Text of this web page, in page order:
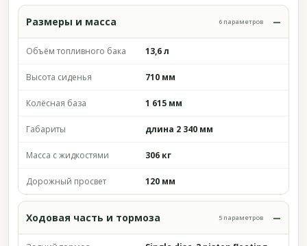
Размеры и масса 6 параметров
Объём топливного бака 13,6 л
Высота сиденья 710 мм
Колёсная база 1 615 мм
Габариты длина 2 340 мм
Масса с жидкостями 306 кг
Дорожный просвет 120 мм
Ходовая часть и тормоза 5 параметров